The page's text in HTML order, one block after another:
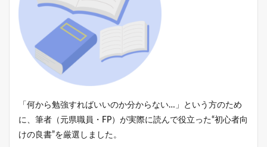
「何から勉強すればいいのか分からない…」という方のため
に、筆者（元県職員・FP）が実際に読んで役立った“初心者向
けの良書”を厳選しました。